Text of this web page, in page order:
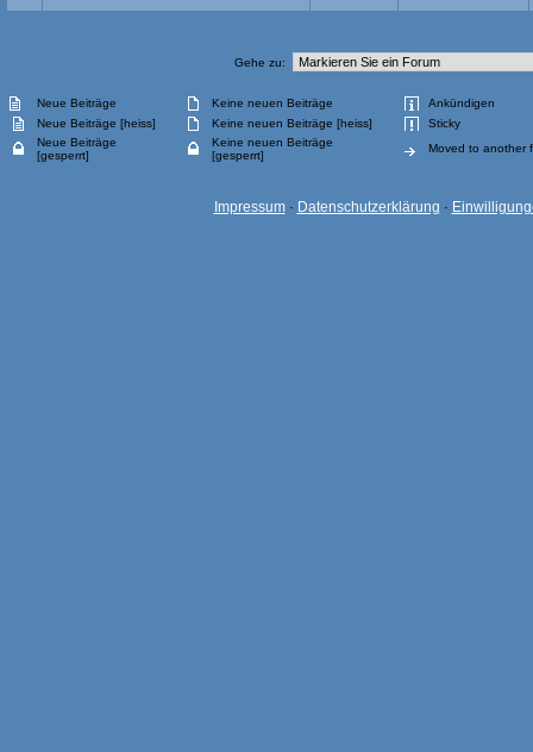
Gehe zu:
Neue Beiträge Keine neuen Beiträge
Ankündigen
Neue Beiträge [heiss]
Keine neuen Beiträge [heiss]
Sticky
Neue Beiträge
[gesperrt]
Keine neuen Beiträge
[gesperrt]
Moved to another
Impressum· Datenschutzerklärung ·